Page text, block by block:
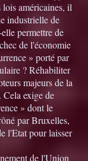
lois américaines, il
industrielle de
permettre de
de l'économie
» porté par
? Réhabiliter
majeurs de la
Cela exige de
» dont le
par Bruxelles,
l'Etat pour laisser
de l'Union